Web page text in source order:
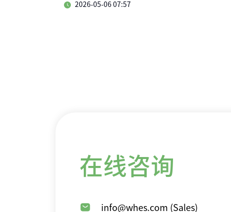
2026-05-06 07:57
在线咨询
info@whes.com (Sales)